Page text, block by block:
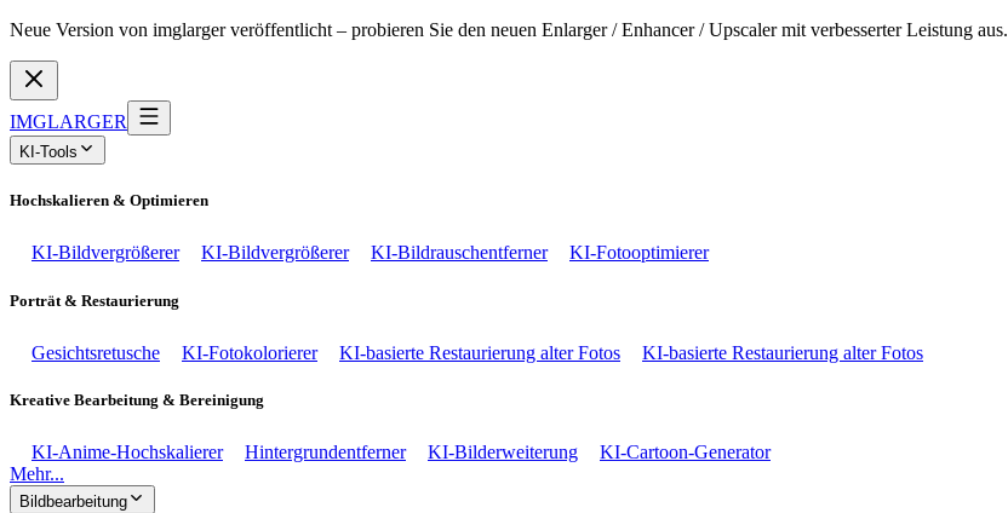
Neue Version von imglarger veröffentlicht – probieren Sie den neuen Enlarger / Enhancer / Upscaler mit verbesserter Leistung aus.
IMGLARGER
KI-Tools
Hochskalieren & Optimieren
KI-Bildvergrößerer KI-Bildvergrößerer KI-Bildrauschentferner KI-Fotooptimierer
Porträt & Restaurierung
Gesichtsretusche KI-Fotokolorierer KI-basierte Restaurierung alter Fotos KI-basierte Restaurierung alter Fotos
Kreative Bearbeitung & Bereinigung
KI-Anime-Hochskalierer Hintergrundentferner KI-Bilderweiterung
KI-Cartoon-Generator
Mehr...
Bildbearbeitung